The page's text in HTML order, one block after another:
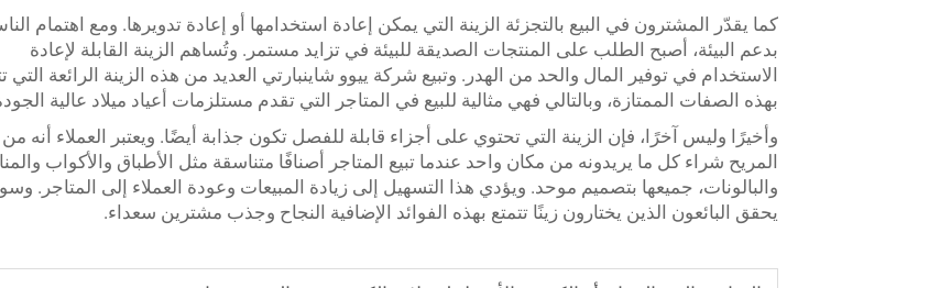
كما يقدّر المشترون في البيع بالتجزئة الزينة التي يمكن إعادة استخدامها أو إعادة تدويرها. ومع اهتمام
بدعم البيئة، أصبح الطلب على المنتجات الصديقة للبيئة في تزايد مستمر. وتُساهم الزينة القابلة لإعادة
الاستخدام في توفير المال والحد من الهدر. وتبيع شركة ييوو شاينبارتي العديد من هذه الزينة الرائعة التي
بهذه الصفات الممتازة، وبالتالي فهي مثالية للبيع في المتاجر التي تقدم مستلزمات أعياد ميلاد عالية
وأخيرًا وليس آخرًا، فإن الزينة التي تحتوي على أجزاء قابلة للفصل تكون جذابة أيضًا. ويعتبر العملاء أنه من
المريح شراء كل ما يريدونه من مكان واحد عندما تبيع المتاجر أصنافًا متناسقة مثل الأطباق والأكواب
والبالونات، جميعها بتصميم موحد. ويؤدي هذا التسهيل إلى زيادة المبيعات وعودة العملاء إلى المتاجر.
يحقق البائعون الذين يختارون زينًا تتمتع بهذه الفوائد الإضافية النجاح وجذب مشترين سعداء.